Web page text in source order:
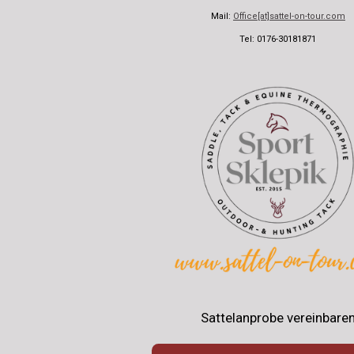
Mail: Office[at]sattel-on-tour.com
Tel: 0176-30181871
Sattelanprobe